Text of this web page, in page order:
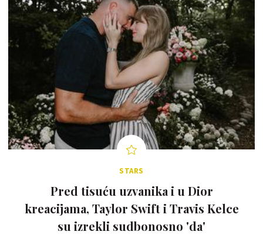
STARS
Pred tisuću uzvanika i u Dior
kreacijama, Taylor Swift i Travis Kelce
su izrekli sudbonosno 'da'